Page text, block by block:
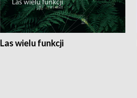
Las wielu funkcji